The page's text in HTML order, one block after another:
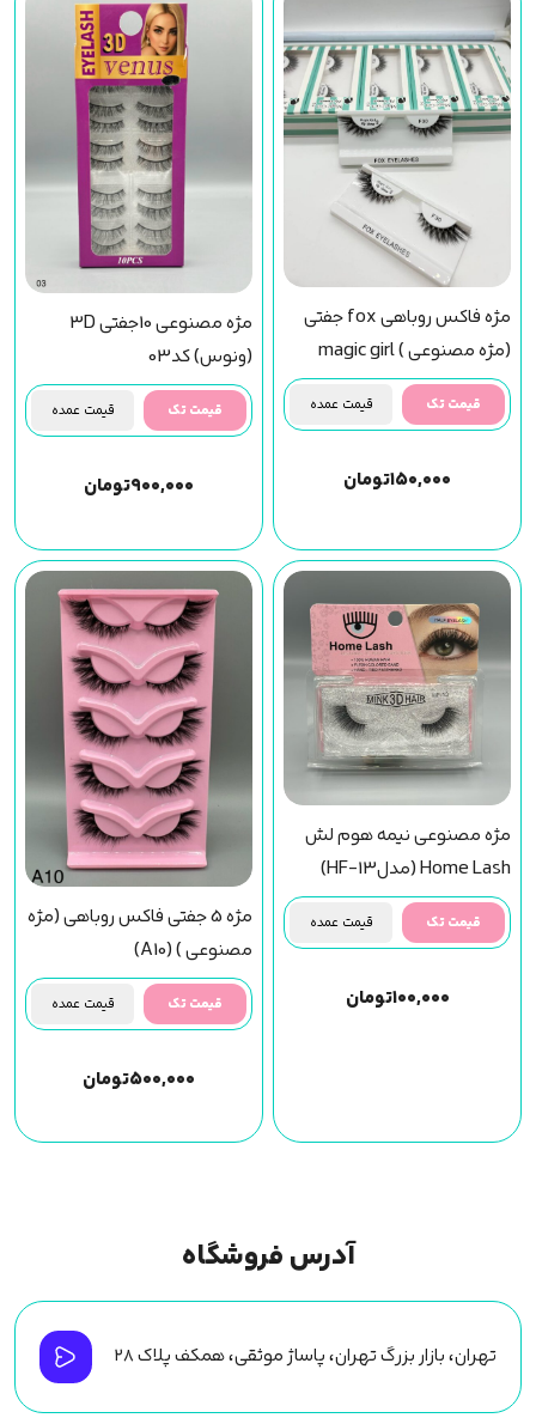
مژه فاکس روباهی fox جفتی
(مژه مصنوعی ) magic girl
(f30) مجیک گرل
قیمت تک قیمت عمده
۱۵۰,۰۰۰تومان
مژه مصنوعی 10جفتی 3D
(ونوس) کد03
قیمت تک قیمت عمده
۹۰۰,۰۰۰تومان
مژه مصنوعی نیمه هوم لش
Home Lash (مدلHF-13)
قیمت تک قیمت عمده
۱۰۰,۰۰۰تومان
مژه 5 جفتی فاکس روباهی (مژه
مصنوعی ) (A10)
قیمت تک قیمت عمده
۵۰۰,۰۰۰تومان
آدرس فروشگاه
تهران، بازار بزرگ تهران، پاساژ موثقی، همکف پلاک ۲۸